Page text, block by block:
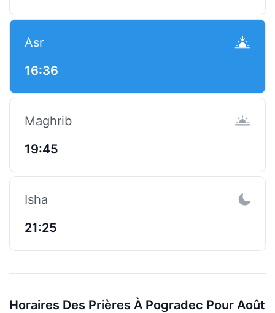
Asr
16:36
Maghrib
19:45
Isha
21:25
Horaires Des Prières À Pogradec Pour Août